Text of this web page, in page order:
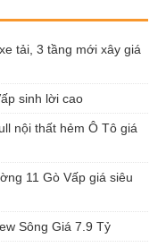
tải, 3 tầng mới xây giá
sinh lời cao
nội thất hẻm Ô Tô giá
11 Gò Vấp giá siêu
Sông Giá 7.9 Tỷ